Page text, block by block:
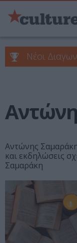
Νέοι
Αντώνης
και εκδηλώσεις
Σαμαράκη